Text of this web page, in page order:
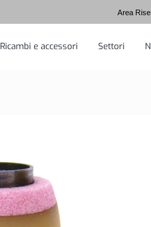
Area
Ricambi e accessori Settori